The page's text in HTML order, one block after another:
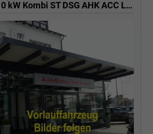
1.5 eTSI 110 kW Kombi ST DSG AHK ACC LED